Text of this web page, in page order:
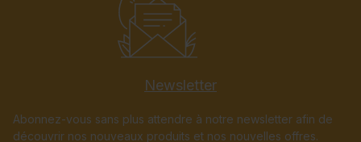
Newsletter
Abonnez-vous sans plus attendre à notre newsletter afin de
découvrir nos nouveaux produits et nos nouvelles offres.